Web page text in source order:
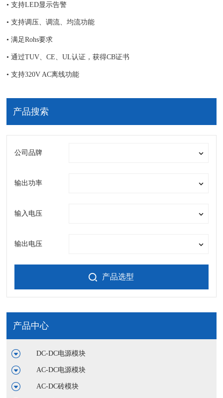
• 支持LED显示告警
• 支持调压、调流、均流功能
• 满足Rohs要求
• 通过TUV、CE、UL认证，获得CB证书
• 支持320V AC离线功能
产品搜索
公司品牌
输出功率
输入电压
输出电压
产品选型
产品中心
DC-DC电源模块
AC-DC电源模块
AC-DC砖模块